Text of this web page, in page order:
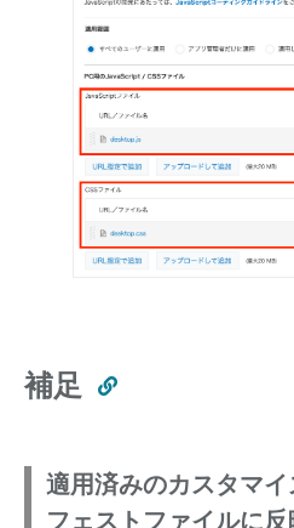
補足
適用済みのカスタマ
フェストファイルに反